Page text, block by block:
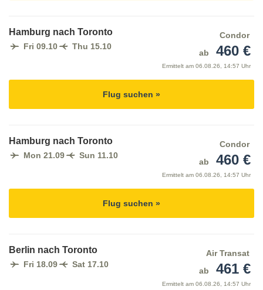
Hamburg nach Toronto
Fri 09.10 Thu 15.10
Condor
ab
460 €
Ermittelt am 06.08.26, 14:57 Uhr
Flug suchen »
Hamburg nach Toronto
Mon 21.09 Sun 11.10
Condor
ab
460 €
Ermittelt am 06.08.26, 14:57 Uhr
Flug suchen »
Berlin nach Toronto
Fri 18.09 Sat 17.10
Air Transat
ab
461 €
Ermittelt am 06.08.26, 14:57 Uhr